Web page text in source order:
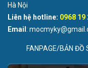
Hà Nội
Liên hệ hotline: 0968 19
Email :
FANPAGE/BẢN ĐỒ